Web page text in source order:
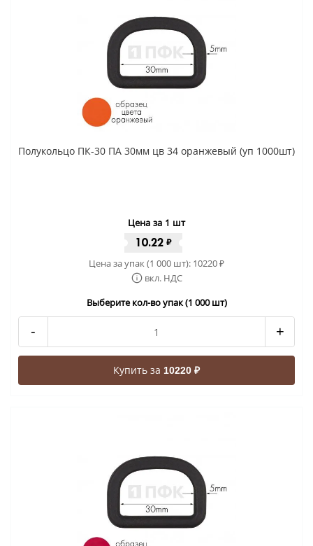
Полукольцо ПК-30 ПА 30мм цв 34 оранжевый (уп 1000шт)
Цена за 1 шт
10.22 ₽
Цена за упак (1 000 шт): 10220₽
вкл. НДС
Выберите кол-во упак (1 000 шт)
- +
Купить за 10220 ₽